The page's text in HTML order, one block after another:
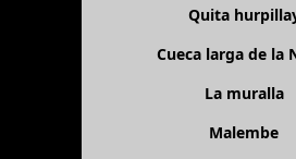
Quita
Cueca larga de la
La muralla
Malembe